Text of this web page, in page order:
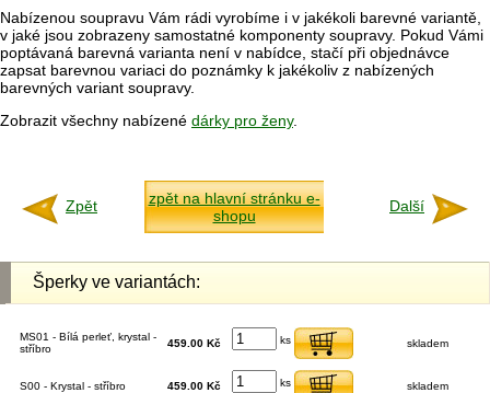
Nabízenou soupravu Vám rádi vyrobíme i v jakékoli barevné variantě,
v jaké jsou zobrazeny samostatné komponenty soupravy. Pokud Vámi
poptávaná barevná varianta není v nabídce, stačí při objednávce
zapsat barevnou variaci do poznámky k jakékoliv z nabízených
barevných variant soupravy.
Zobrazit všechny nabízené dárky pro ženy.
Zpět
zpět na hlavní stránku e-
shopu
Další
Šperky ve variantách:
MS01 - Bílá perleť, krystal -
stříbro
459.00 Kč ks skladem
S00 - Krystal - stříbro 459.00 Kč ks skladem